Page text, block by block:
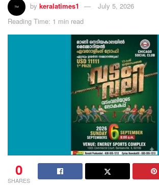
by keralatimes1
July 5, 2026
Reading Time: 1 min read
0
SHARES